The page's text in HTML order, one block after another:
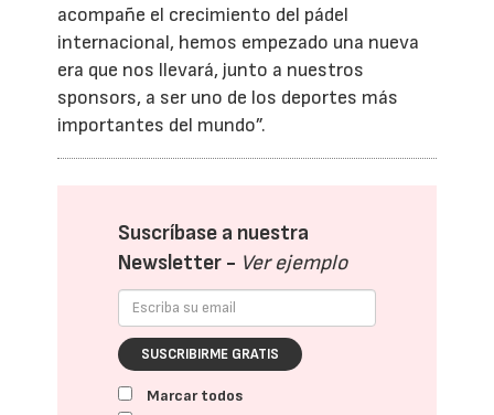
acompañe el crecimiento del pádel
internacional, hemos empezado una nueva
era que nos llevará, junto a nuestros
sponsors, a ser uno de los deportes más
importantes del mundo”.
Suscríbase a nuestra
Newsletter - Ver ejemplo
SUSCRIBIRME GRATIS
Marcar todos